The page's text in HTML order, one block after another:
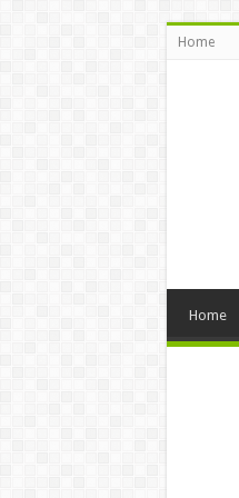
Home
Home